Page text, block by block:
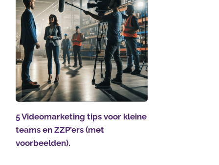
5 Videomarketing tips voor kleine
teams en ZZP’ers (met
voorbeelden).